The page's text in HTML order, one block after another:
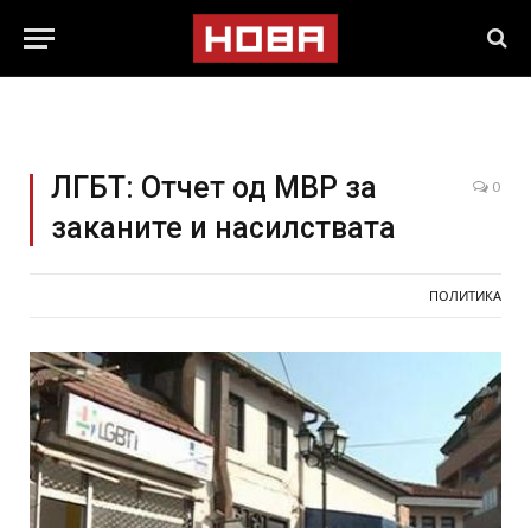
ЛГБТ: Отчет од МВР за
заканите и насилствата
0
ПОЛИТИКА